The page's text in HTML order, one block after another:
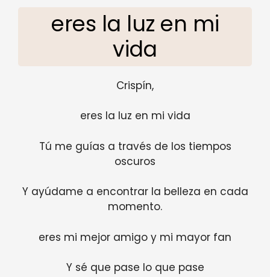
eres la luz en mi
vida
Crispín,
eres la luz en mi vida
Tú me guías a través de los tiempos
oscuros
Y ayúdame a encontrar la belleza en cada
momento.
eres mi mejor amigo y mi mayor fan
Y sé que pase lo que pase